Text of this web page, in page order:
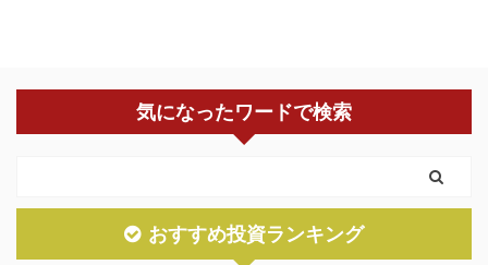
気になったワードで検索
おすすめ投資ランキング